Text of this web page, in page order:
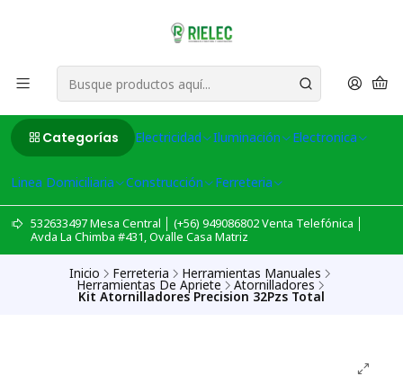
Categorías Electricidad Iluminación Electronica
Linea Domiciliaria Construcción Ferreteria
532633497 Mesa Central │ (+56) 949086802 Venta Telefónica │
Avda La Chimba #431, Ovalle Casa Matriz
Inicio Ferreteria Herramientas Manuales
Herramientas De Apriete Atornilladores
Kit Atornilladores Precision 32Pzs Total